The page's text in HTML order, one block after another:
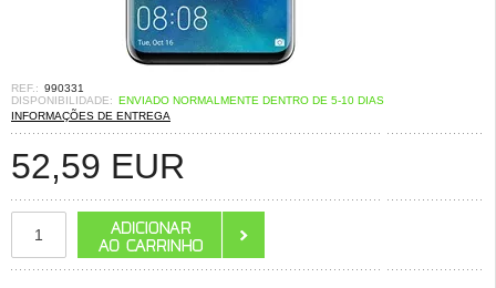
REF.: 990331
DISPONIBILIDADE: ENVIADO NORMALMENTE DENTRO DE 5-10 DIAS
INFORMAÇÕES DE ENTREGA
52,59 EUR